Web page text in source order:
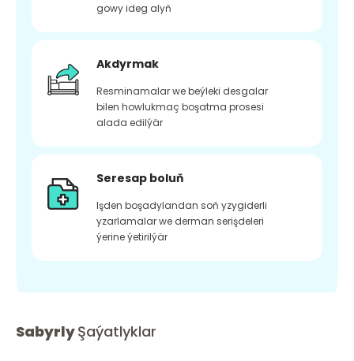
gowy ideg alyň
Akdyrmak
Resminamalar we beýleki desgalar
bilen howlukmaç boşatma prosesi
alada edilýär
Seresap boluň
Işden boşadylandan soň yzygiderli
yzarlamalar we derman serişdeleri
ýerine ýetirilýär
SabyrlyŞaýatlyklar